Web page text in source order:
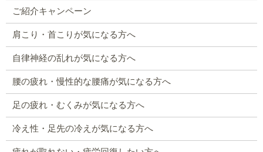
ご紹介キャンペーン
肩こり・首こりが気になる方へ
自律神経の乱れが気になる方へ
腰の疲れ・慢性的な腰痛が気になる方へ
足の疲れ・むくみが気になる方へ
冷え性・足先の冷えが気になる方へ